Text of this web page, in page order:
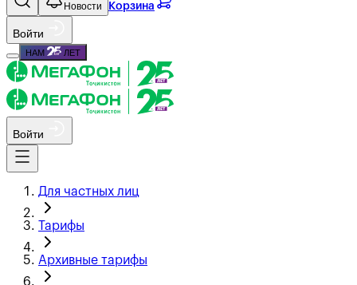
Новости Корзина
Войти
НАМ ЛЕТ
Войти
Для частных лиц
Тарифы
Архивные тарифы